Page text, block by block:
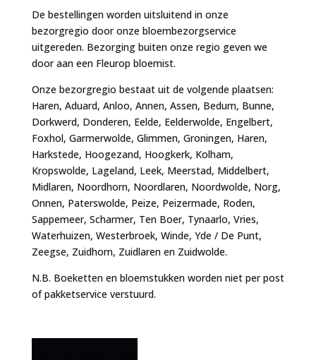
De bestellingen worden uitsluitend in onze
bezorgregio door onze bloembezorgservice
uitgereden. Bezorging buiten onze regio geven we
door aan een Fleurop bloemist.
Onze bezorgregio bestaat uit de volgende plaatsen:
Haren, Aduard, Anloo, Annen, Assen, Bedum, Bunne,
Dorkwerd, Donderen, Eelde, Eelderwolde, Engelbert,
Foxhol, Garmerwolde, Glimmen, Groningen, Haren,
Harkstede, Hoogezand, Hoogkerk, Kolham,
Kropswolde, Lageland, Leek, Meerstad, Middelbert,
Midlaren, Noordhorn, Noordlaren, Noordwolde, Norg,
Onnen, Paterswolde, Peize, Peizermade, Roden,
Sappemeer, Scharmer, Ten Boer, Tynaarlo, Vries,
Waterhuizen, Westerbroek, Winde, Yde / De Punt,
Zeegse, Zuidhorn, Zuidlaren en Zuidwolde.
N.B. Boeketten en bloemstukken worden niet per post
of pakketservice verstuurd.